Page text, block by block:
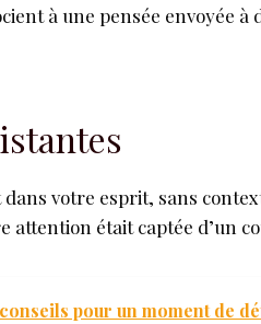
à une pensée envoyée à
votre esprit, sans
attention était captée d’un
pour un moment de